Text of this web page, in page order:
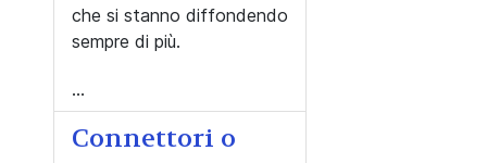
che si stanno diffondendo
sempre di più.
...
Connettori o